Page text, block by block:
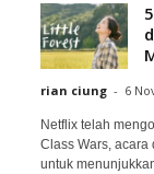
rian ciung - 6
Netflix telah
Class Wars, acara
untuk